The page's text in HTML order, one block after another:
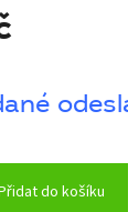
do košíku